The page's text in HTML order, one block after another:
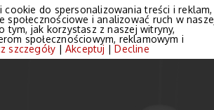
cookie do spersonalizowania treści i reklam,
społecznościowe i analizować ruch w
tym, jak korzystasz z naszej witryny,
społecznościowym, reklamowym i
szczegóły | Akceptuj |Decline